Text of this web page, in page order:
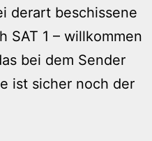
derart beschissene
SAT 1 – willkommen
bei dem Sender
ist sicher noch der